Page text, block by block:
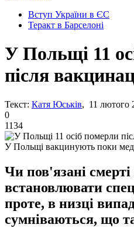
Вступ України в ЄС
Теракт в Барселоні
У Польщі 11
після
Текст: Катя Юськів, 11 лютого
0
1134
У Польщі вакцинують поки
Чи пов'язані
встановлювати
проте, в низці
сумніваються, що